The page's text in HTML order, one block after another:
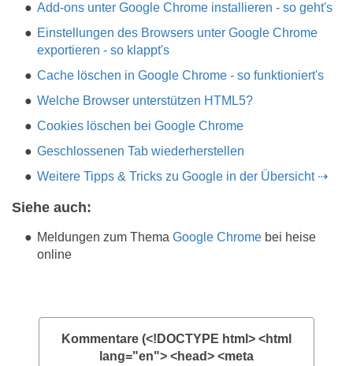
Add-ons unter Google Chrome installieren - so geht's
Einstellungen des Browsers unter Google Chrome
exportieren - so klappt's
Cache löschen in Google Chrome - so funktioniert's
Welche Browser unterstützen HTML5?
Cookies löschen bei Google Chrome
Geschlossenen Tab wiederherstellen
Weitere Tipps & Tricks zu Google in der Übersicht ⇢
Siehe auch:
Meldungen zum ThemaGoogle Chrome bei heise
online​
Kommentare (<!DOCTYPE html> <html
lang="en"> <head> <meta